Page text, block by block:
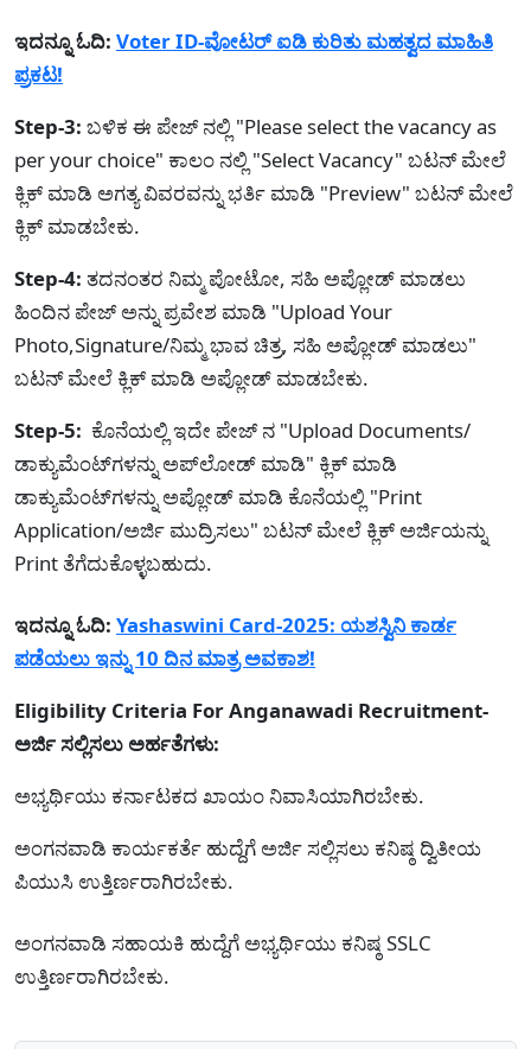
ಇದನ್ನೂ ಓದಿ: Voter ID-ವೋಟರ್ ಐಡಿ ಕುರಿತು ಮಹತ್ವದ ಮಾಹಿತಿ
ಪ್ರಕಟ!
Step-3: ಬಳಿಕ ಈ ಪೇಜ್ ನಲ್ಲಿ "Please select the vacancy as
per your choice" ಕಾಲಂ ನಲ್ಲಿ "Select Vacancy" ಬಟನ್ ಮೇಲೆ
ಕ್ಲಿಕ್ ಮಾಡಿ ಅಗತ್ಯ ವಿವರವನ್ನು ಭರ್ತಿ ಮಾಡಿ "Preview" ಬಟನ್ ಮೇಲೆ
ಕ್ಲಿಕ್ ಮಾಡಬೇಕು.
Step-4: ತದನಂತರ ನಿಮ್ಮ ಪೋಟೋ, ಸಹಿ ಅಪ್ಲೋಡ್ ಮಾಡಲು
ಹಿಂದಿನ ಪೇಜ್ ಅನ್ನು ಪ್ರವೇಶ ಮಾಡಿ "Upload Your
Photo,Signature/ನಿಮ್ಮ ಭಾವ ಚಿತ್ರ, ಸಹಿ ಅಪ್ಲೋಡ್ ಮಾಡಲು"
ಬಟನ್ ಮೇಲೆ ಕ್ಲಿಕ್ ಮಾಡಿ ಅಪ್ಲೋಡ್ ಮಾಡಬೇಕು.
Step-5: ಕೊನೆಯಲ್ಲಿ ಇದೇ ಪೇಜ್ ನ "Upload Documents/
ಡಾಕ್ಯುಮೆಂಟ್‌ಗಳನ್ನು ಅಪ್‌ಲೋಡ್ ಮಾಡಿ" ಕ್ಲಿಕ್ ಮಾಡಿ
ಡಾಕ್ಯುಮೆಂಟ್‌ಗಳನ್ನು ಅಪ್ಲೋಡ್ ಮಾಡಿ ಕೊನೆಯಲ್ಲಿ "Print
Application/ಅರ್ಜಿ ಮುದ್ರಿಸಲು" ಬಟನ್ ಮೇಲೆ ಕ್ಲಿಕ್ ಅರ್ಜಿಯನ್ನು
Print ತೆಗೆದುಕೊಳ್ಳಬಹುದು.
ಇದನ್ನೂ ಓದಿ: Yashaswini Card-2025: ಯಶಸ್ವಿನಿ ಕಾರ್ಡ
ಪಡೆಯಲು ಇನ್ನು 10 ದಿನ ಮಾತ್ರ ಅವಕಾಶ!
Eligibility Criteria For Anganawadi Recruitment-
ಅರ್ಜಿ ಸಲ್ಲಿಸಲು ಅರ್ಹತೆಗಳು:
ಅಭ್ಯರ್ಥಿಯು ಕರ್ನಾಟಕದ ಖಾಯಂ ನಿವಾಸಿಯಾಗಿರಬೇಕು.
ಅಂಗನವಾಡಿ ಕಾರ್ಯಕರ್ತೆ ಹುದ್ದೆಗೆ ಅರ್ಜಿ ಸಲ್ಲಿಸಲು ಕನಿಷ್ಠ ದ್ವಿತೀಯ
ಪಿಯುಸಿ ಉತ್ತಿರ್ಣರಾಗಿರಬೇಕು.
ಅಂಗನವಾಡಿ ಸಹಾಯಕಿ ಹುದ್ದೆಗೆ ಅಭ್ಯರ್ಥಿಯು ಕನಿಷ್ಠ SSLC
ಉತ್ತಿರ್ಣರಾಗಿರಬೇಕು.